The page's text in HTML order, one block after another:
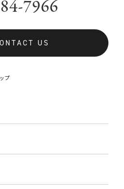
7966
US
プ